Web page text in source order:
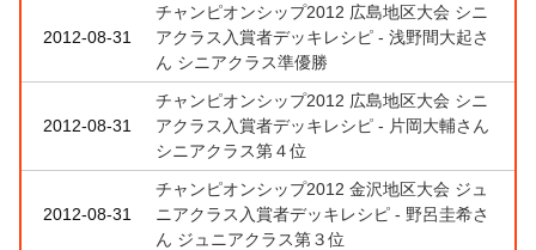
2012-08-31
チャンピオンシップ2012 広島地区大会 シニ
アクラス入賞者デッキレシピ - 浅野間大起さ
ん シニアクラス準優勝
2012-08-31
チャンピオンシップ2012 広島地区大会 シニ
アクラス入賞者デッキレシピ - 片岡大輔さん
シニアクラス第４位
2012-08-31
チャンピオンシップ2012 金沢地区大会 ジュ
ニアクラス入賞者デッキレシピ - 野呂圭希さ
ん ジュニアクラス第３位